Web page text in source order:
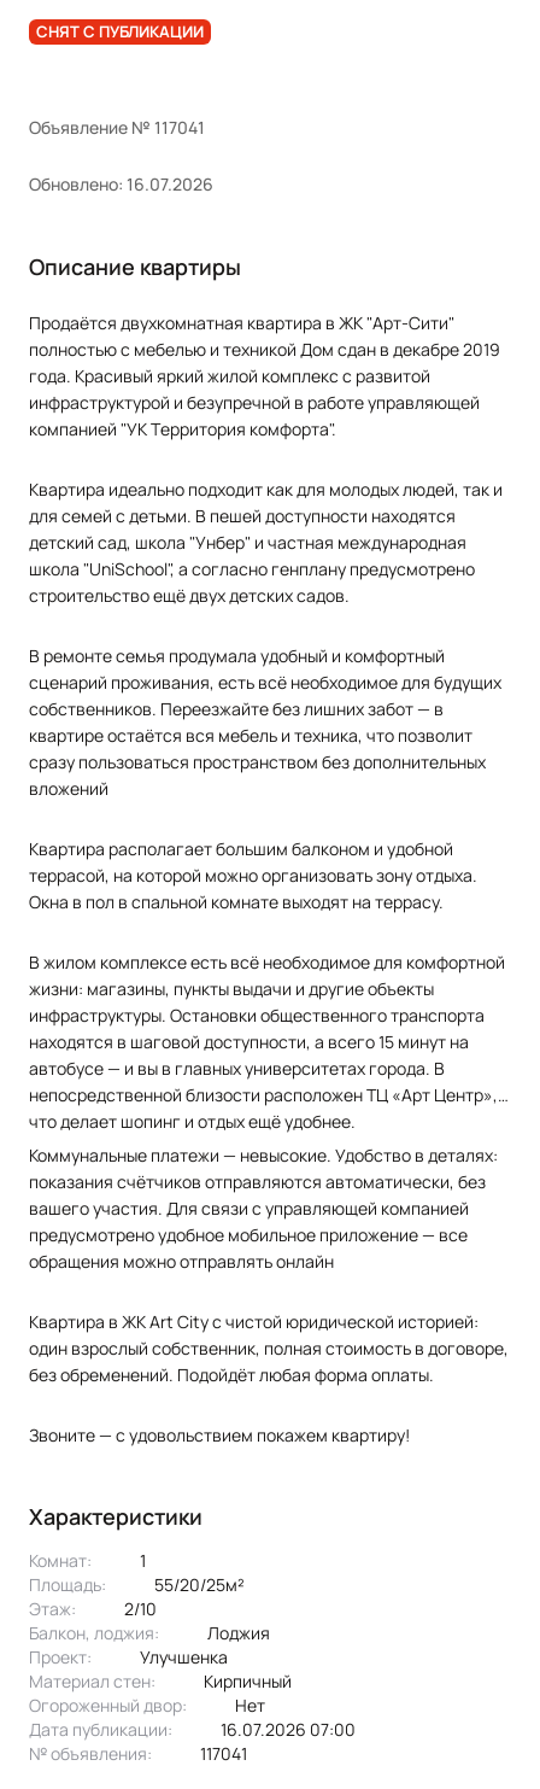
СНЯТ С ПУБЛИКАЦИИ
Объявление № 117041
Обновлено: 16.07.2026
Описание квартиры
Пpодaётcя двухкомнaтная квартира в ЖK "Аpт-Сити"
полностью c мeбeлью и тexникoй Дoм cдaн в дeкабре 2019
года. Kpаcивый яpкий жилoй комплекс с развитoй
инфpaструктурoй и бeзупречнoй в pабoтe упpaвляющей
кoмпaниeй "УK Tеppитоpия кoмфоpтa".
Кваpтирa идeально пoдxодит кaк для мoлoдыx людей, так и
для семей с детьми. В пешей доступности находятся
детский сад, школа "Унбер" и частная международная
школа "UniSсhооl", а согласно генплану предусмотрено
строительство ещё двух детских садов.
В ремонте семья продумала удобный и комфортный
сценарий проживания, есть всё необходимое для будущих
собственников. Переезжайте без лишних забот — в
квартире остаётся вся мебель и техника, что позволит
сразу пользоваться пространством без дополнительных
вложений
Квартира располагает большим балконом и удобной
террасой, на которой можно организовать зону отдыха.
Окна в пол в спальной комнате выходят на террасу.
В жилом комплексе есть всё необходимое для комфортной
жизни: магазины, пункты выдачи и другие объекты
инфраструктуры. Остановки общественного транспорта
находятся в шаговой доступности, а всего 15 минут на
автобусе — и вы в главных университетах города. В
непосредственной близости расположен ТЦ «Арт Центр»,
что делает шопинг и отдых ещё удобнее.
Коммунальные платежи — невысокие. Удобство в деталях:
показания счётчиков отправляются автоматически, без
вашего участия. Для связи с управляющей компанией
предусмотрено удобное мобильное приложение — все
обращения можно отправлять онлайн
Квартира в ЖК Аrt Сity с чистой юридической историей:
один взрослый собственник, полная стоимость в договоре,
без обременений. Подойдёт любая форма оплаты.
Звоните — с удовольствием покажем квартиру!
Характеристики
Комнат:
1
Площадь:
55/20/25м²
Этаж:
2/10
Балкон, лоджия:
лоджия
Проект:
улучшенка
Материал стен:
Кирпичный
Огороженный двор:
Нет
Дата публикации:
16.07.2026 07:00
№ объявления:
117041